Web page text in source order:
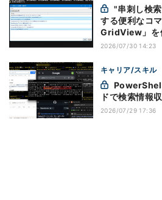
する便利なコ
GridView」を
2026/07/30 14:23
キャリア/スキル
ドで検索情報
2026/07/29 17:36